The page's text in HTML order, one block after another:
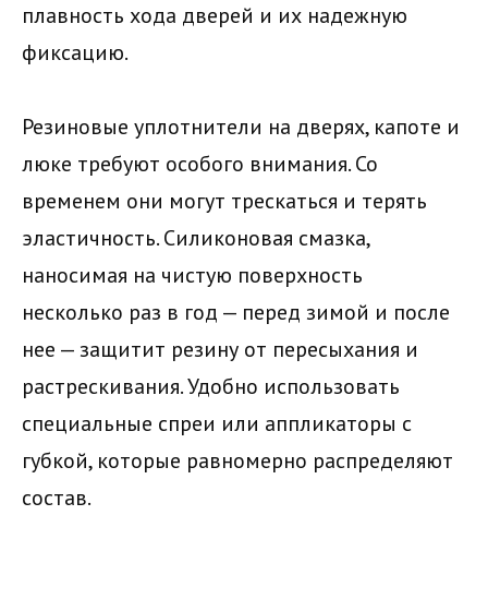
плавность хода дверей и их надежную
фиксацию.
Резиновые уплотнители на дверях, капоте и
люке требуют особого внимания. Со
временем они могут трескаться и терять
эластичность. Силиконовая смазка,
наносимая на чистую поверхность
несколько раз в год — перед зимой и после
нее — защитит резину от пересыхания и
растрескивания. Удобно использовать
специальные спреи или аппликаторы с
губкой, которые равномерно распределяют
состав.